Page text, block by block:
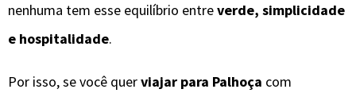
nenhuma tem esse equilíbrio entreverde, simplicidade
e hospitalidade.
Por isso, se você querviajar para Palhoça com